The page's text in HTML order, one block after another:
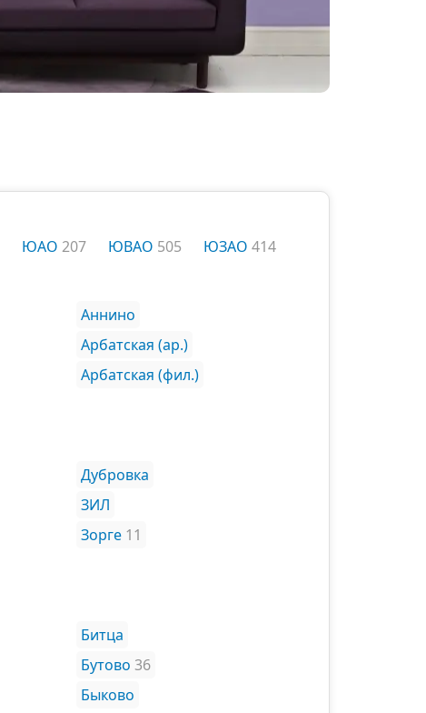
ЮАО 207 ЮВАО 505 ЮЗАО 414
Аннино
Арбатская (ар.)
Арбатская (фил.)
Дубровка
ЗИЛ
Зорге 11
Битца
Бутово 36
Быково